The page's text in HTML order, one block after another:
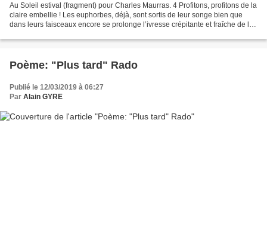
Au Soleil estival (fragment) pour Charles Maurras. 4 Profitons, profitons de la
claire embellie ! Les euphorbes, déjà, sont sortis de leur songe bien que
dans leurs faisceaux encore se prolonge l’ivresse crépitante et fraîche de la
Poème: "Plus tard" Rado
Publié le 12/03/2019 à 06:27
Par Alain GYRE